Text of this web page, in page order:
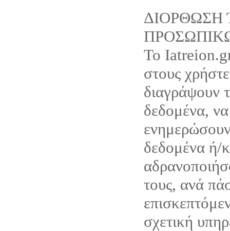
ΔΙΟΡΘΩΣΗ
Το Iatreion.gr
στους
διαγράψουν
δεδομένα,
δεδομένα ή/
τους, ανά
σχετική